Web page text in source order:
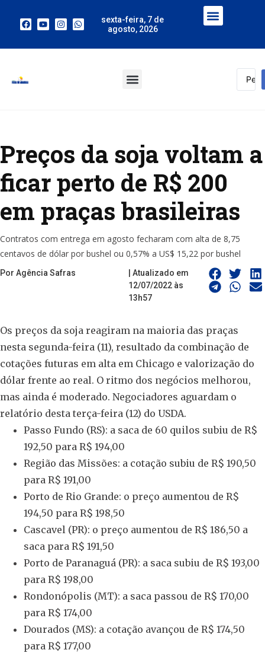
sexta-feira, 7 de
agosto, 2026
Preços da soja voltam a
ficar perto de R$ 200
em praças brasileiras
Contratos com entrega em agosto fecharam com alta de 8,75
centavos de dólar por bushel ou 0,57% a US$ 15,22 por bushel
Por Agência Safras
| Atualizado em
12/07/2022 às
13h57
Os preços da soja reagiram na maioria das praças
nesta segunda-feira (11), resultado da combinação de
cotações futuras em alta em Chicago e valorização do
dólar frente ao real. O ritmo dos negócios melhorou,
mas ainda é moderado. Negociadores aguardam o
relatório desta terça-feira (12) do USDA.
Passo Fundo (RS): a saca de 60 quilos subiu de R$
192,50 para R$ 194,00
Região das Missões: a cotação subiu de R$ 190,50
para R$ 191,00
Porto de Rio Grande: o preço aumentou de R$
194,50 para R$ 198,50
Cascavel (PR): o preço aumentou de R$ 186,50 a
saca para R$ 191,50
Porto de Paranaguá (PR): a saca subiu de R$ 193,00
para R$ 198,00
Rondonópolis (MT): a saca passou de R$ 170,00
para R$ 174,00
Dourados (MS): a cotação avançou de R$ 174,50
para R$ 177,00